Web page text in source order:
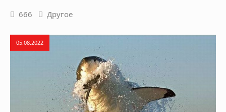
666 Другое
05.08.2022